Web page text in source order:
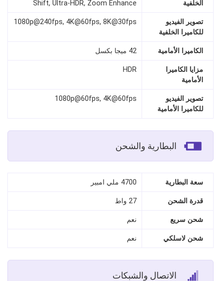
الخلفية
Shift, Ultra-HDR, Zoom Enhance
تصوير الفيديو
للكاميرا الخلفية
1080p@240fps, 4K@60fps, 8K@30fps
الكاميرا الأمامية 42 ميجا بكسل
مزايا الكاميرا
الأمامية
HDR
تصوير الفيديو
للكاميرا الأمامية
1080p@60fps, 4K@60fps
البطارية والشحن
سعة البطارية 4700 ملي امبير
قدرة الشحن 27 واط
شحن سريع نعم
شحن لاسلكي نعم
الاتصال والشبكات